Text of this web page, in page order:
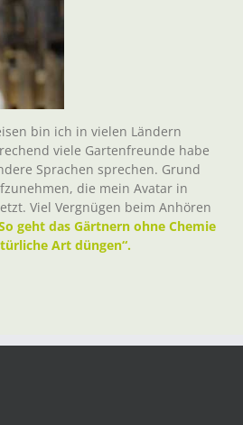
bin ich in vielen Ländern
viele Gartenfreunde habe
Sprachen sprechen. Grund
die mein Avatar in
Viel Vergnügen beim Anhören
geht das Gärtnern ohne Chemie
Art düngen“.